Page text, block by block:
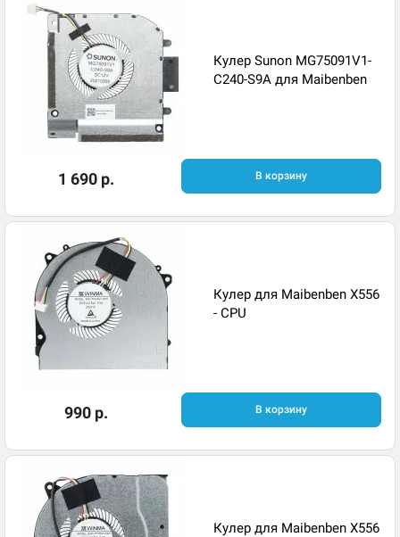
Кулер Sunon MG75091V1-
C240-S9A для Maibenben
1 690 р. В корзину
Кулер для Maibenben X556
- CPU
990 р. В корзину
Кулер для Maibenben X556